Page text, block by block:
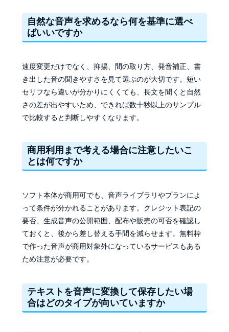
自然な音声を求めるなら何を基準に選べ
ばいいですか
速度変更だけでなく、抑揚、間の取り方、発音補正、書
き出した音の聞きやすさを見て選ぶのが大切です。短い
セリフなら違いが分かりにくくても、長文を聞くと自然
さの差が出やすいため、できれば数十秒以上のサンプル
で比較すると判断しやすくなります。
商用利用まで考える場合に注意したいこ
とは何ですか
ソフト本体が商用可でも、音声ライブラリやプランによ
って条件が分かれることがあります。クレジット表記の
要否、生成音声の公開範囲、配布や販売の可否を確認し
ておくと、後から差し替える手間を減らせます。無料枠
で作った音声が商用対象外になっているサービスもある
ため注意が必要です。
テキストを音声に変換して保存したい場
合はどのタイプが向いていますか